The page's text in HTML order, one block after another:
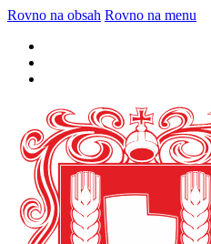
Rovno na obsah Rovno na menu